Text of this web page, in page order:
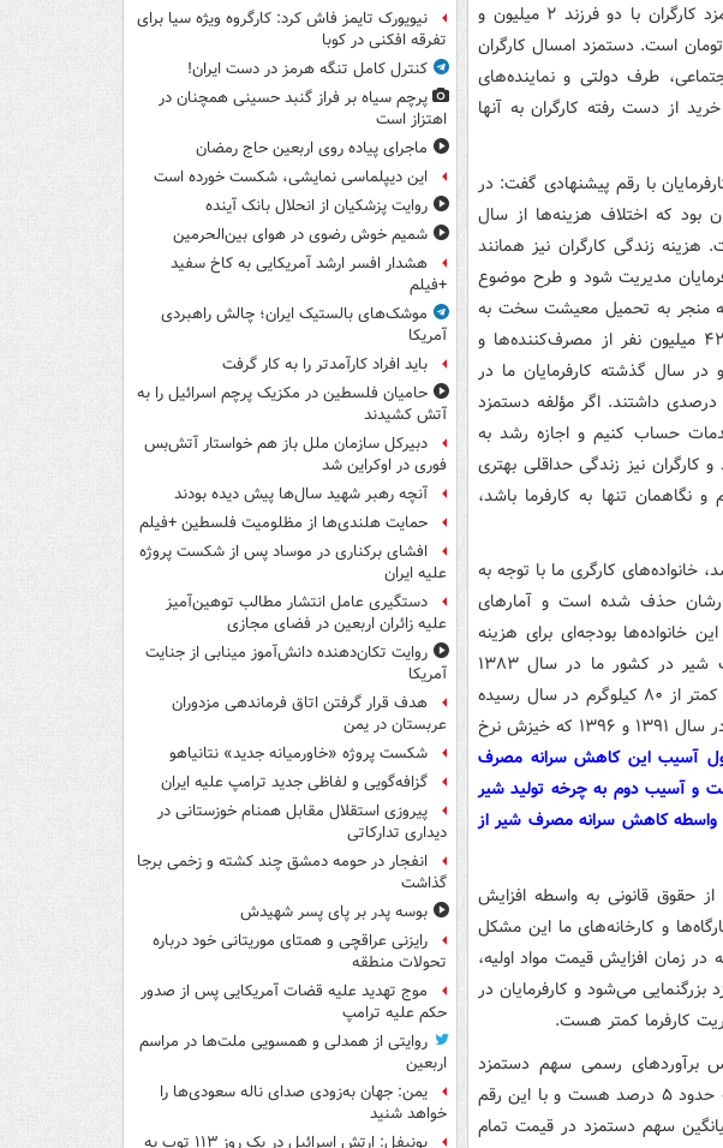
است و وضعیت فعلی برای کشور هشداردهنده است. دستمزد کارگران با دو فرزند ۲ میلیون و
و کارگران بدون فرزند ۲ میلیون و ۶۰۰ هزار تومان است. دستمزد امسال کارگران
طرف دولتی و نماینده‌های
از دست رفته کارگران به آنها
با رقم پیشنهادی گفت: در
معیشت ۴ میلیون و ۹۵۰ هزار تومان بود که اختلاف هزینه‌ها از سال
و ۹۰۰ هزار تومان است. هزینه زندگی کارگران نیز همانند
مدیریت شود و طرح موضوع
منجر به تحمیل معیشت سخت به
کارگران و کاهش قدرت خرید آنها شده است. بیش از ۴۲.۵ میلیون نفر از مصرف‌کننده‌ها و
در سال گذشته کارفرمایان ما در
ردیف مواد اولیه تولیدات خود و سایر هزینه‌ها افزایش ۳۰۰ درصدی داشتند. اگر مؤلفه دستمزد
حساب کنیم و اجازه رشد به
نیز زندگی حداقلی بهتری
نگاهمان تنها به کارفرما باشد،
کارگری ما با توجه به
حذف شده است و آمارهای
خانواده‌ها بودجه‌ای برای هزینه
تفریحات، سرگرمی، آموزش و بهداشت ندارند. سرانه مصرف شیر در کشور ما در سال ۱۳۸۳
حدود ۲۱۰ کیلوگرم به ازای هر نفر در سال بود و این عدد به کمتر از ۸۰ کیلوگرم در سال رسیده
است و در سال ۱۳۸۷ که شاهد هدفمندی یارانه‌ها بودیم و در سال ۱۳۹۱ و ۱۳۹۶ که خیزش نرخ
آسیب این کاهش سرانه مصرف
و آسیب دوم به چرخه تولید شیر
واسطه کاهش سرانه مصرف شیر از
حقوق قانونی به واسطه افزایش
و کارخانه‌های ما این مشکل
در زمان افزایش قیمت مواد اولیه،
می‌شود و کارفرمایان در
کارفرما کمتر هست.
برآوردهای رسمی سهم دستمزد
کارگران به صورت میانگین در قیمت تمام شده کالا و خدمات حدود ۵ درصد هست و با این رقم
بزرگنمایی دستمزد می‌رسیم و قبل از سال ۱۳۸۴ میانگین سهم دستمزد در قیمت تمام
نیویورک تایمز فاش کرد: کارگروه ویژه سیا برای
تفرقه افکنی در کوبا
کنترل کامل تنگه هرمز در دست ایران!
پرچم سیاه بر فراز گنبد حسینی همچنان در
اهتزاز است
ماجرای پیاده روی اربعین حاج رمضان
این دیپلماسی نمایشی، شکست خورده است
روایت پزشکیان از انحلال بانک آینده
شمیم خوش رضوی در هوای بین‌الحرمین
هشدار افسر ارشد آمریکایی به کاخ سفید
+فیلم
موشک‌های بالستیک ایران؛ چالش راهبردی
آمریکا
باید افراد کارآمدتر را به کار گرفت
حامیان فلسطین در مکزیک پرچم اسرائیل را به
آتش کشیدند
دبیرکل سازمان ملل باز هم خواستار آتش‌بس
فوری در اوکراین شد
آنچه رهبر شهید سال‌ها پیش دیده بودند
حمایت هلندی‌ها از مظلومیت فلسطین +فیلم
افشای برکناری در موساد پس از شکست پروژه
علیه ایران
دستگیری عامل انتشار مطالب توهین‌آمیز
علیه زائران اربعین در فضای مجازی
روایت تکان‌دهنده دانش‌آموز مینابی از جنایت
آمریکا
هدف قرار گرفتن اتاق‌ فرماندهی مزدوران
عربستان در یمن
شکست پروژه «خاورمیانه جدید» نتانیاهو
گزافه‌گویی و لفاظی جدید ترامپ علیه ایران
پیروزی استقلال مقابل همنام خوزستانی در
دیداری تدارکاتی
انفجار در حومه دمشق چند کشته و زخمی برجا
گذاشت
بوسه‌ پدر بر پای پسر شهیدش
رایزنی عراقچی و همتای موریتانی خود درباره
تحولات منطقه
موج تهدید علیه قضات آمریکایی پس از صدور
حکم علیه ترامپ
روایتی از همدلی و همسویی ملت‌ها در مراسم
اربعین
یمن: جهان به‌زودی صدای ناله سعودی‌ها را
خواهد شنید
یونیفل: ارتش اسرائیل در یک روز ۱۱۳ توپ به